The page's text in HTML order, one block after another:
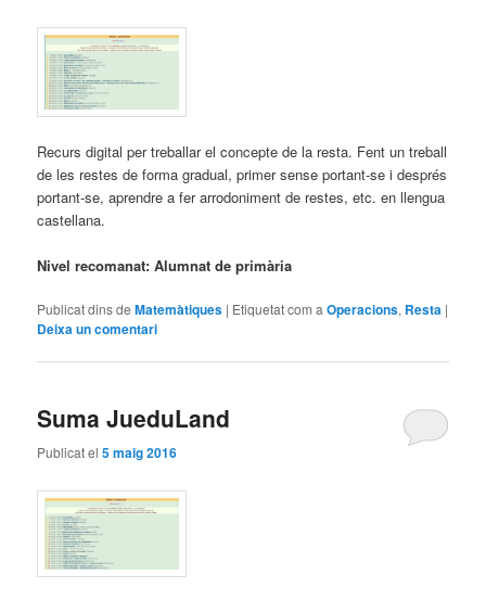
Recurs digital per treballar el concepte de la resta. Fent un treball
de les restes de forma gradual, primer sense portant-se i després
portant-se, aprendre a fer arrodoniment de restes, etc. en llengua
castellana.
Nivel recomanat: Alumnat de primària
Publicat dins de Matemàtiques | Etiquetat com a Operacions, Resta |
Deixa un comentari
Suma JueduLand
Publicat el5 maig 2016